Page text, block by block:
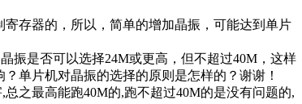
存器的，所以，简单的增加晶振，可能达到单片
振是否可以选择24M或更高，但不超过40M，这样
单片机对晶振的选择的原则是怎样的？谢谢！
之最高能跑40M的,跑不超过40M的是没有问题的,